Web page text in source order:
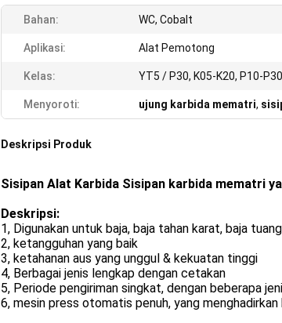
Bahan: WC, Cobalt
Aplikasi: Alat Pemotong
Kelas: YT5 / P30, K05-K20, P10-P30
Menyoroti: ujung karbida mematri,
Deskripsi Produk
Sisipan Alat Karbida Sisipan karbida mematri
Deskripsi:
1, Digunakan untuk baja, baja tahan karat, baja
2, ketangguhan yang baik
3, ketahanan aus yang unggul & kekuatan tinggi
4, Berbagai jenis lengkap dengan cetakan
5, Periode pengiriman singkat, dengan beberapa
6, mesin press otomatis penuh, yang